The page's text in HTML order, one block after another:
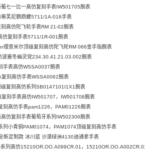
七一比一高仿复刻手表IW501705腕表
芙尼鹦鹉螺5711/1A-018手表
高仿陀飞轮手表RM 21-02腕表
仿复刻手表5711/1R-001腕表
理查米尔顶级复刻高仿陀飞轮RM 066金手指腕表
波塞冬幽灵党234.30.41.21.03.002腕表
手表高仿WSSA0037腕表
刻高仿手表WSSA0062腕表
复刻高仿系列SB0147101I1X1腕表
复刻手表高仿IW501707，IW501708腕表
刻高仿手表pam1226，PAM01226腕表
仿复刻手表葡萄牙系列IW502306腕表
列小青铜PAM01074，PAM1074顶级复刻高仿手表
新定制款 冰川蓝 沙漠绿洲4130迪通拿手表
列高仿15210OR.OO.A099CR.01，